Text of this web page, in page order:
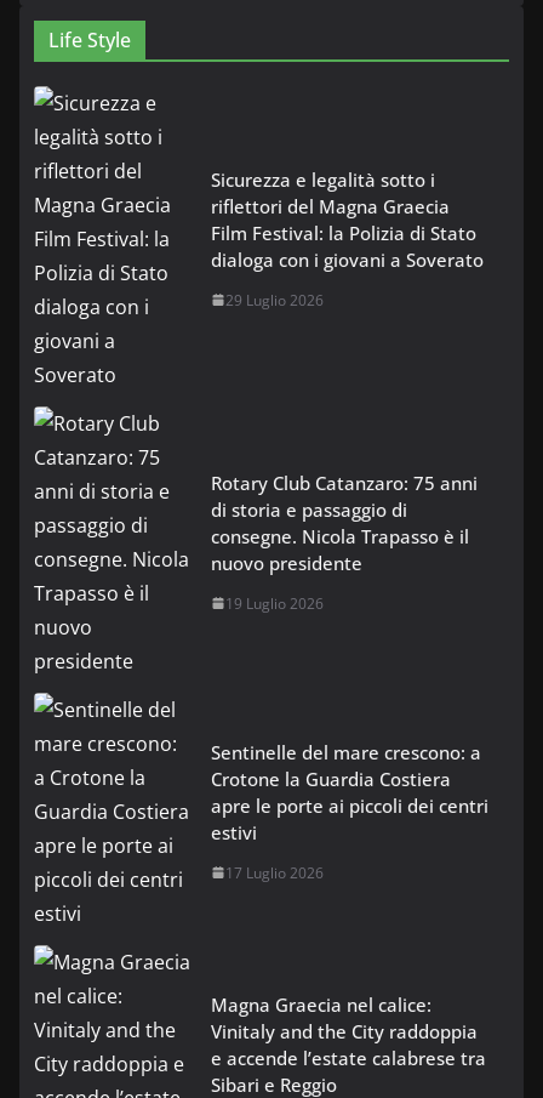
Life Style
Sicurezza e legalità sotto i
riflettori del Magna Graecia
Film Festival: la Polizia di Stato
dialoga con i giovani a Soverato
29 Luglio 2026
Rotary Club Catanzaro: 75 anni
di storia e passaggio di
consegne. Nicola Trapasso è il
nuovo presidente
19 Luglio 2026
Sentinelle del mare crescono: a
Crotone la Guardia Costiera
apre le porte ai piccoli dei centri
estivi
17 Luglio 2026
Magna Graecia nel calice:
Vinitaly and the City raddoppia
e accende l’estate calabrese tra
Sibari e Reggio